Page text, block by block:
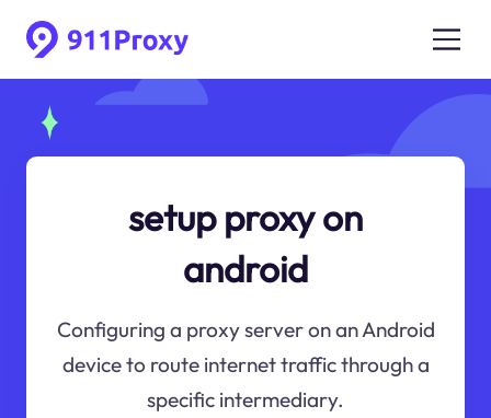
setup proxy on
android
Configuring a proxy server on an Android
device to route internet traffic through a
specific intermediary.